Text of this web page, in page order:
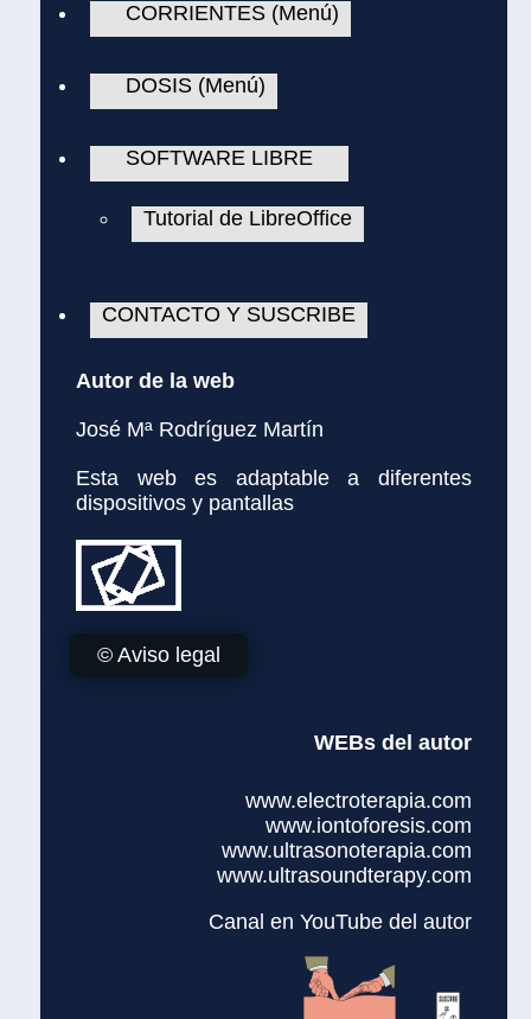
CORRIENTES (Menú)
DOSIS (Menú)
SOFTWARE LIBRE
Tutorial de LibreOffice
CONTACTO Y SUSCRIBE
Autor de la web
José Mª Rodríguez Martín
Esta web es adaptable a diferentes
dispositivos y pantallas
© Aviso legal
WEBs del autor
www.electroterapia.com
www.iontoforesis.com
www.ultrasonoterapia.com
www.ultrasoundterapy.com
Canal en YouTube del autor